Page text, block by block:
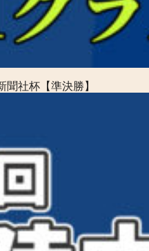
聞社杯【準決勝】